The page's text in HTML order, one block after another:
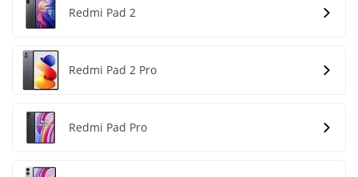
Redmi Pad 2
Redmi Pad 2 Pro
Redmi Pad Pro